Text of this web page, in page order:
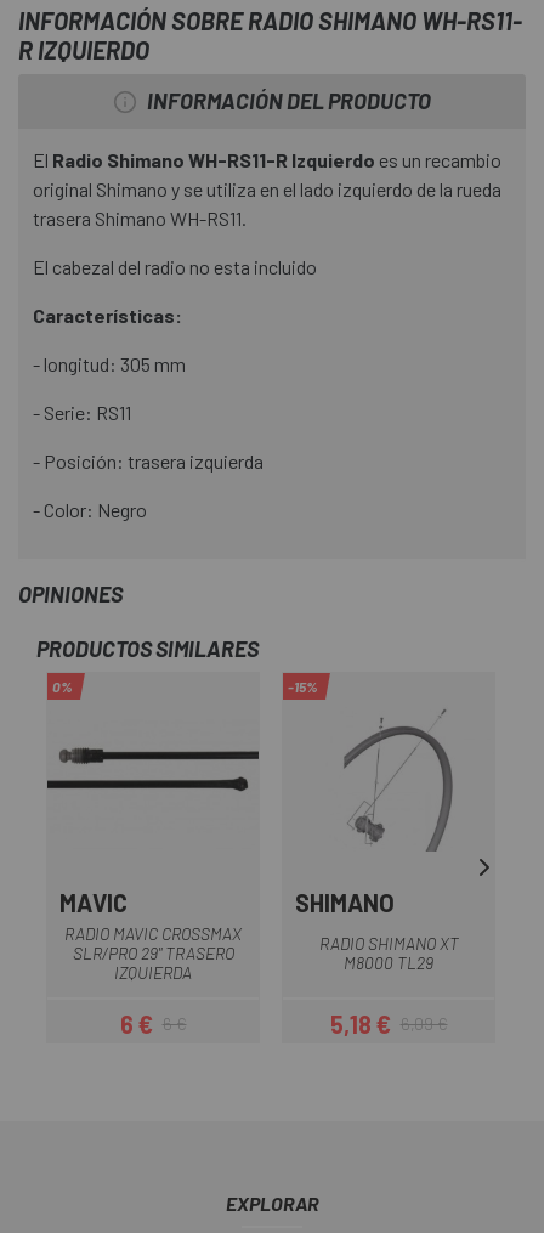
INFORMACIÓN SOBRE RADIO SHIMANO WH-RS11-
R IZQUIERDO
INFORMACIÓN DEL PRODUCTO
El Radio Shimano WH-RS11-R Izquierdo es un recambio
original Shimano y se utiliza en el lado izquierdo de la rueda
trasera Shimano WH-RS11.
El cabezal del radio no esta incluido
Características:
- longitud: 305 mm
- Serie: RS11
- Posición: trasera izquierda
- Color: Negro
OPINIONES
PRODUCTOS SIMILARES
0%
MAVIC
RADIO MAVIC CROSSMAX
SLR/PRO 29" TRASERO
IZQUIERDA
Precio
6 €Precio regular
6 €
-15%
SHIMANO
RADIO SHIMANO XT
M8000 TL29
Precio
5,18 €Precio regular
6,09 €
EXPLORAR